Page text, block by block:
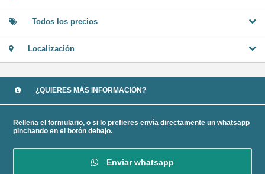
Todos los precios
Localización
¿QUIERES MÁS INFORMACIÓN?
Rellena el formulario, o si lo prefieres envía directamente un whatsapp
pinchando en el botón debajo.
Enviar whatsapp